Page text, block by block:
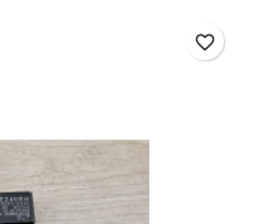
favorite_border